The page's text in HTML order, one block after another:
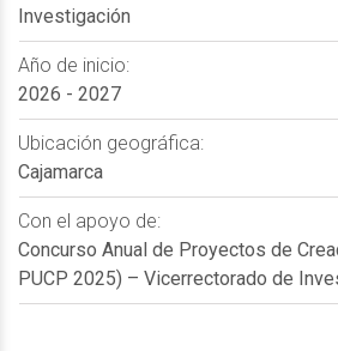
Investigación
Año de inicio:
2026 - 2027
Ubicación geográfica:
Cajamarca
Con el apoyo de:
Concurso Anual de Proyectos de
PUCP 2025) – Vicerrectorado de